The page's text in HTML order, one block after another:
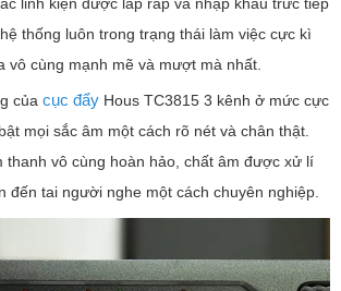
thống luôn trong trạng thái làm việc cực kì
vô cùng mạnh mẽ và mượt mà nhất.
của cục đẩy Hous TC3815 3 kênh ở mức cực
mọi sắc âm một cách rõ nét và chân thật.
thanh vô cùng hoàn hảo, chất âm được xử lí
đến tai người nghe một cách chuyên nghiệp.